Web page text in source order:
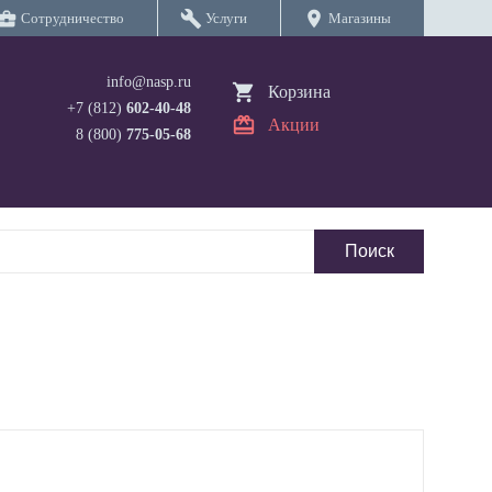
Сотрудничество build Услуги location_on Магазины
info@nasp.ru
+7 (812) 602-40-48
8 (800) 775-05-68
Корзина
Акции